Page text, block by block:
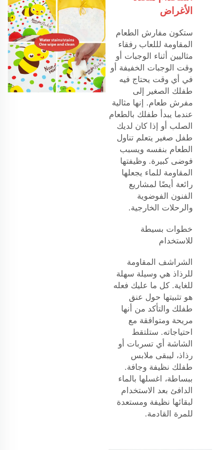
الأغراض
ستكون مفارش الطعام
المقاومة لللعاب رفقاء
مثاليين أثناء الوجبات أو
وقت الوجبات الخفيفة أو
في أي وقت يحتاج فيه
طفلك الصغير إلى
مفرش طعام. إنها مثالية
عندما يبدأ طفلك بالطعام
الصلب أو إذا كان لديك
طفل صغير يتعلم تناول
الطعام بنفسه ويسبب
فوضى كبيرة. وظيفتها
المقاومة للماء يجعلها
رائعة أيضًا لمشاريع
الفنون الفوضوية
والرحلات الخارجية.
خطوات بسيطة
للاستخدام
الشراشف المقاومة
للرذاذ هي وسيلة سهلة
للغاية. كل ما عليك فعله
هو تثبيتها حول عنق
طفلك والتأكد من أنها
مريحة ومتوافقة مع
احتياجاته. ستلتقط
الشاشة أي تسربات أو
رذاذ، ليبقى ملابس
طفلك نظيفة وجافة.
ببساطة، اغسلها بالماء
الدافئ بعد الاستخدام
لبقائها نظيفة ومستعدة
للمرة القادمة.